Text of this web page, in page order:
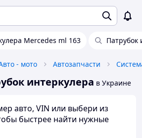
Mercedes ml 163 Патрубок
- мото Автозапчасти
интеркулера в Украине
авто, VIN или выбери из
быстрее найти нужные